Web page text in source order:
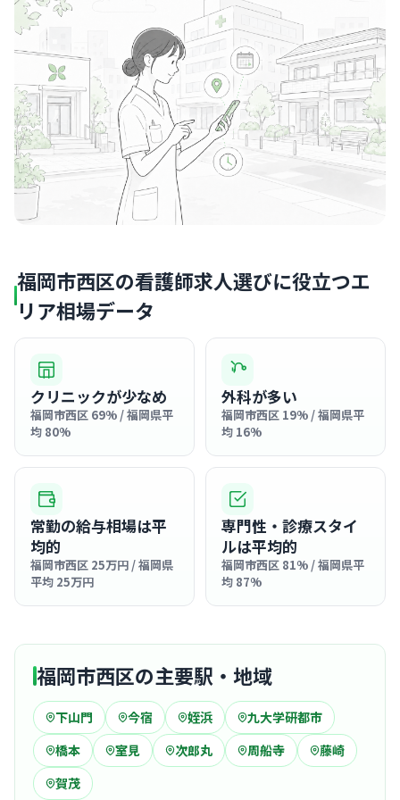
福岡市西区の看護師求人選びに役立つエ
リア相場データ
クリニックが少なめ
福岡市西区 69% / 福岡県平
均 80%
外科が多い
福岡市西区 19% / 福岡県平
均 16%
常勤の給与相場は平
均的
福岡市西区 25万円 / 福岡県
平均 25万円
専門性・診療スタイ
ルは平均的
福岡市西区 81% / 福岡県平
均 87%
福岡市西区の主要駅・地域
下山門 今宿 姪浜
九大学研都市
橋本
室見 次郎丸 周船寺
藤崎
賀茂